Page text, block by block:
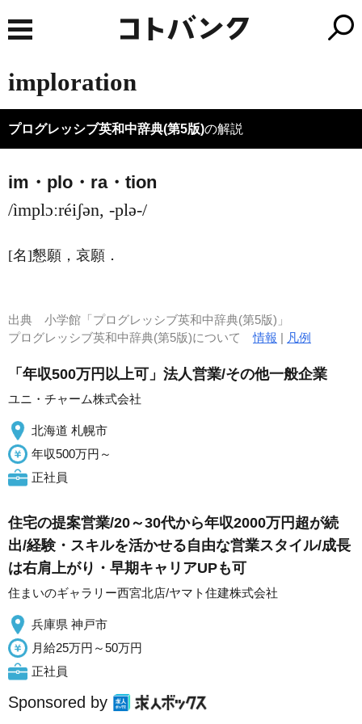
imploration
プログレッシブ英和中辞典(第5版)の解説
im・plo・ra・tion
/ìmplɔːréiʃən, -plə-/
[名]懇願，哀願 ．
出典 小学館「プログレッシブ英和中辞典(第5版)」
プログレッシブ英和中辞典(第5版)について情報 | 凡例
「年収500万円以上可」法人営業/その他一般企業
ユニ・チャーム株式会社
北海道 札幌市
年収500万円～
正社員
住宅の提案営業/20～30代から年収2000万円超が続
出/経験・スキルを活かせる自由な営業スタイル/成長
は右肩上がり・早期キャリアUPも可
住まいのギャラリー西宮北店/ヤマト住建株式会社
兵庫県 神戸市
月給25万円～50万円
正社員
Sponsored by